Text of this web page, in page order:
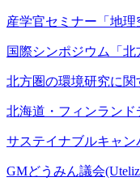
産学官セミナー「地理
国際シンポジウム「北
北方圏の環境研究に関
北海道・フィンランド
サステイナブルキャン
GMどうみん議会